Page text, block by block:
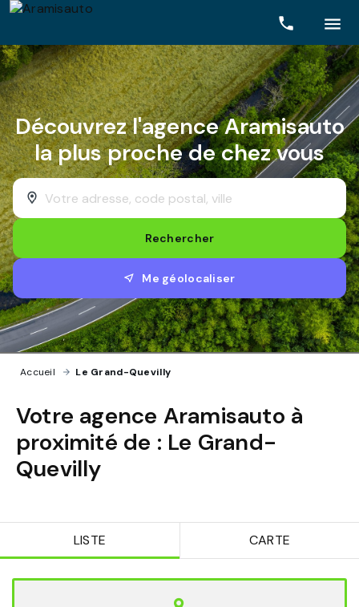
Accueil › Le Grand-Quevilly
Rechercher
Votre agence Aramisauto à
proximité de : Le Grand-
Quevilly
LISTE CARTE